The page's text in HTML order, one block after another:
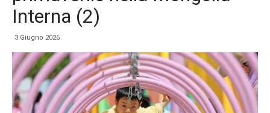
Interna (2)
3 Giugno 2026